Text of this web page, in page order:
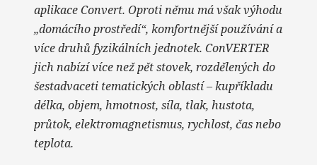
aplikace Convert. Oproti němu má však výhodu
„domácího prostředí“, komfortnější používání a
více druhů fyzikálních jednotek. ConVERTER
jich nabízí více než pět stovek, rozdělených do
šestadvaceti tematických oblastí – kupříkladu
délka, objem, hmotnost, síla, tlak, hustota,
průtok, elektromagnetismus, rychlost, čas nebo
teplota.